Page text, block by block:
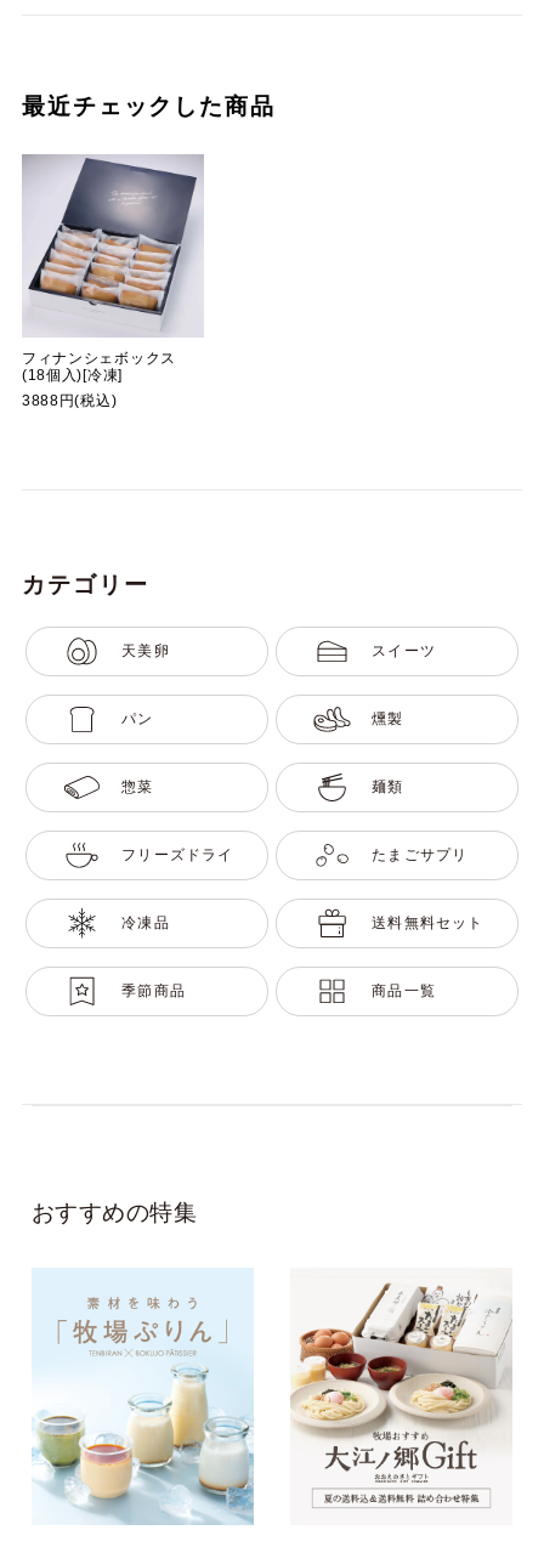
最近チェックした商品
フィナンシェボックス
(18個入)[冷凍]
3888円(税込)
カテゴリー
天美卵 スイーツ
パン 燻製
惣菜 麺類
フリーズドライ たまごサプリ
冷凍品 送料無料セット
季節商品 商品一覧
おすすめの特集